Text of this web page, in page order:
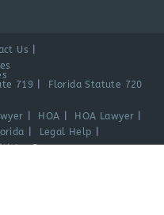
Us
719 Florida Statute 720
HOA
HOA Lawyer
Legal Help
Water Damage